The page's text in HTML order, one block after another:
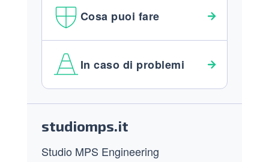
Cosa puoi fare
In caso di problemi
studiomps.it
Studio MPS Engineering